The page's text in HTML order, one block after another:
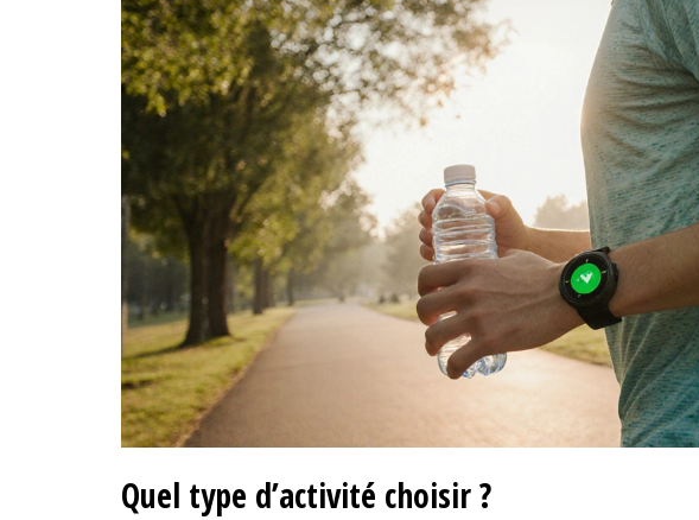
Quel type d’activité choisir ?